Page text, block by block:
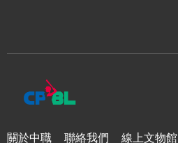
關於中職 聯絡我們 線上文物館